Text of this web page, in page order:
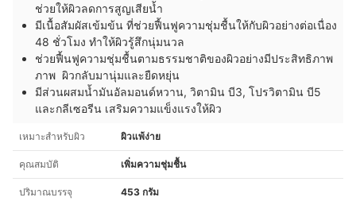
ช่วยให้ผิวลดการสูญเสียน้ำ
มีเนื้อสัมผัสเข้มข้น ที่ช่วยฟื้นฟูความชุ่มชื้นให้กับผิวอย่างต่อเนื่อง
48 ชั่วโมง ทำให้ผิวรู้สึกนุ่มนวล
ช่วยฟื้นฟูความชุ่มชื้นตามธรรมชาติของผิวอย่างมีประสิทธิภาพ
ภาพ ผิวกลับมานุ่มและยืดหยุ่น
มีส่วนผสมน้ำมันอัลมอนด์หวาน, วิตามิน บี3, โปรวิตามิน บี5
และกลีเซอรีน เสริมความแข็งแรงให้ผิว
เหมาะสำหรับผิว ผิวแพ้ง่าย
คุณสมบัติ เพิ่มความชุ่มชื้น
ปริมาณบรรจุ 453 กรัม